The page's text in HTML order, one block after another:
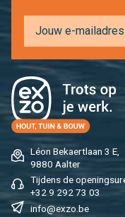
Léon Be­kaert­laan 3 E,
9880 Aal­ter
Tij­dens de
+32 9 292 73 03
info@​exzo.​be